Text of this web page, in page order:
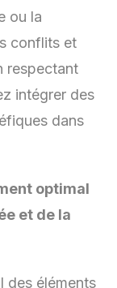
ou la
conflits et
respectant
intégrer des
dans
optimal
et de la
des éléments